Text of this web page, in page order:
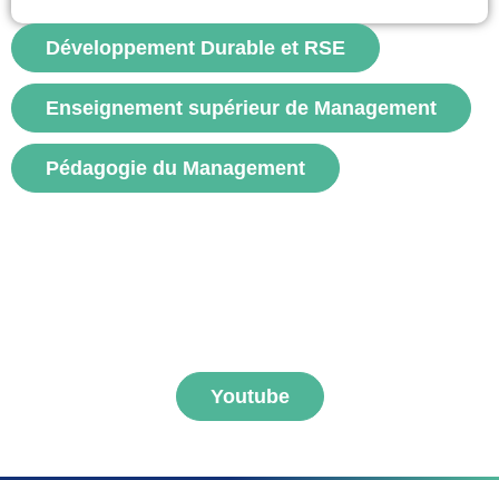
voir
Développement Durable et RSE
Enseignement supérieur de Management
Pédagogie du Management
Youtube